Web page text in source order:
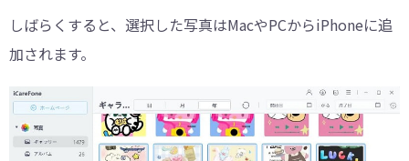
しばらくすると、選択した写真はMacやPCからiPhoneに追
加されます。